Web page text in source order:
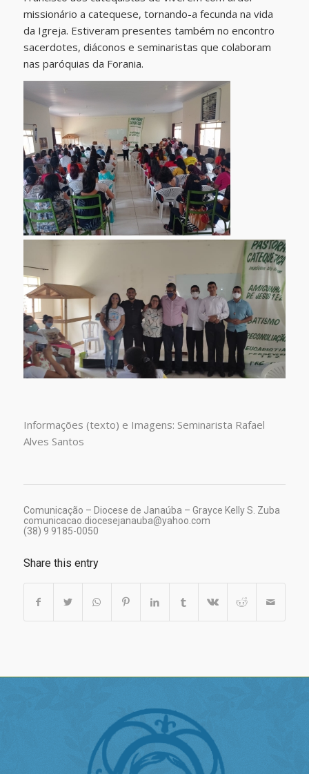
missionário a catequese, tornando-a fecunda na vida
da Igreja. Estiveram presentes também no encontro
sacerdotes, diáconos e seminaristas que colaboram
nas paróquias da Forania.
Informações (texto) e Imagens: Seminarista Rafael
Alves Santos
Comunicação – Diocese de Janaúba – Grayce Kelly S. Zuba
comunicacao.diocesejanauba@yahoo.com
(38) 9 9185-0050
Share this entry